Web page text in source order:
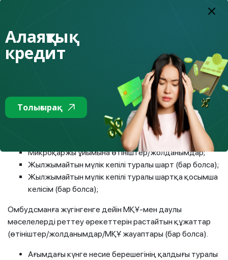
құқығыңыз бар.
Омбудсманға өтінішті қалай беруге болады?
Мынадай құжаттар тізбесін жинаңыз:
Микрокредит беру туралы шарт;
Өтеу кестесі;
Микрокредит беру туралы шартқа қосымша келісім
Микроқаржы ұйымына өтініштер/жолданымдар;
Жылжымайтын мүлік кепілі туралы шарт (бар болса);
Жылжымайтын мүлік кепілі туралы шартқа қосымша
келісім (бар болса);
Омбудсманға жүгінгенге дейін МҚҰ-мен даулы
мәселелерді реттеу әрекеттерін растайтын құжаттар
(өтініштер/жолданымдар/МҚҰ жауаптары (бар болса).
Ағымдағы күнге несие берешегінің қалдығы туралы
Алаяқтық
кредит
Толығырақ